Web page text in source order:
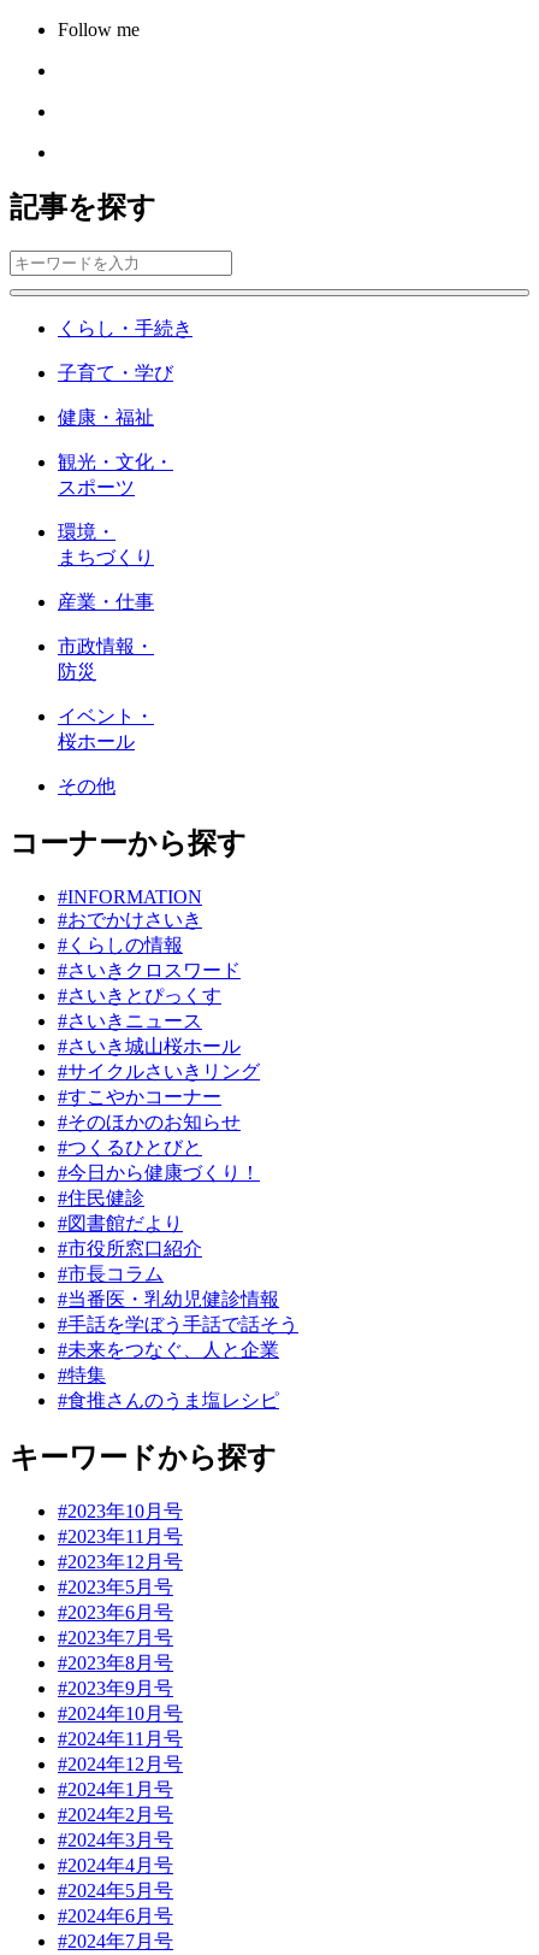
Follow me
記事を探す
くらし・手続き
子育て・学び
健康・福祉
観光・文化・
スポーツ
環境・
まちづくり
産業・仕事
市政情報・
防災
イベント・
桜ホール
その他
コーナーから探す
#INFORMATION
#おでかけさいき
#くらしの情報
#さいきクロスワード
#さいきとぴっくす
#さいきニュース
#さいき城山桜ホール
#サイクルさいきリング
#すこやかコーナー
#そのほかのお知らせ
#つくるひとびと
#今日から健康づくり！
#住民健診
#図書館だより
#市役所窓口紹介
#市長コラム
#当番医・乳幼児健診情報
#手話を学ぼう手話で話そう
#未来をつなぐ、人と企業
#特集
#食推さんのうま塩レシピ
キーワードから探す
#2023年10月号
#2023年11月号
#2023年12月号
#2023年5月号
#2023年6月号
#2023年7月号
#2023年8月号
#2023年9月号
#2024年10月号
#2024年11月号
#2024年12月号
#2024年1月号
#2024年2月号
#2024年3月号
#2024年4月号
#2024年5月号
#2024年6月号
#2024年7月号